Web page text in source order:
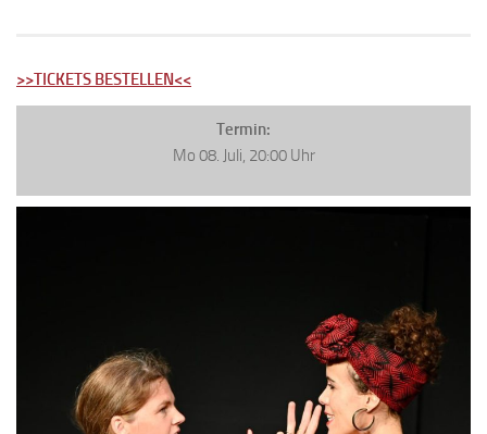
>>TICKETS BESTELLEN<<
Termin:
Mo 08. Juli, 20:00 Uhr